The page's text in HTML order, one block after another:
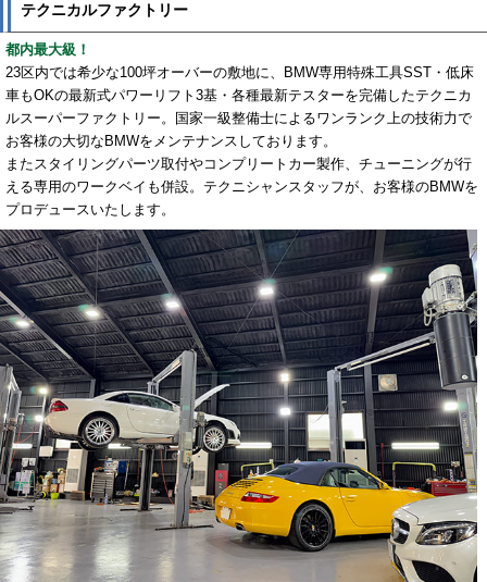
テクニカルファクトリー
都内最大級！
23区内では希少な100坪オーバーの敷地に、BMW専用特殊工具SST・低床
車もOKの最新式パワーリフト3基・各種最新テスターを完備したテクニカ
ルスーパーファクトリー。国家一級整備士によるワンランク上の技術力で
お客様の大切なBMWをメンテナンスしております。
またスタイリングパーツ取付やコンプリートカー製作、チューニングが行
える専用のワークベイも併設。テクニシャンスタッフが、お客様のBMWを
プロデュースいたします。